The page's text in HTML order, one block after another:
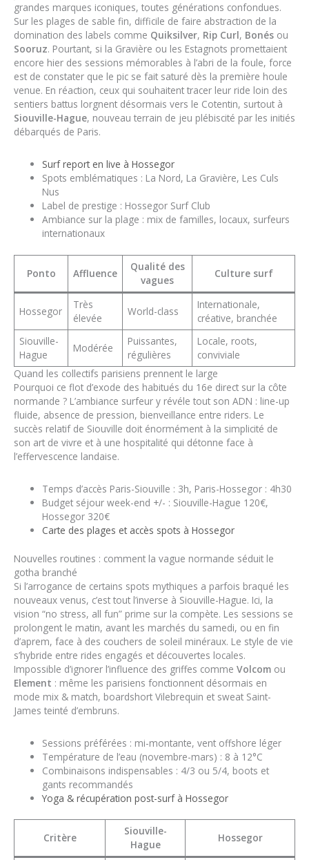
grandes marques iconiques, toutes générations confondues.
Sur les plages de sable fin, difficile de faire abstraction de la
domination des labels comme Quiksilver, Rip Curl, Bonés ou
Sooruz. Pourtant, si la Gravière ou les Estagnots promettaient
encore hier des sessions mémorables à l’abri de la foule, force
est de constater que le pic se fait saturé dès la première houle
venue. En réaction, ceux qui souhaitent tracer leur ride loin des
sentiers battus lorgnent désormais vers le Cotentin, surtout à
Siouville-Hague, nouveau terrain de jeu plébiscité par les initiés
débarqués de Paris.
Surf report en live à Hossegor
Spots emblématiques : La Nord, La Gravière, Les Culs
Nus
Label de prestige : Hossegor Surf Club
Ambiance sur la plage : mix de familles, locaux, surfeurs
internationaux
Ponto Affluence
Qualité des
vagues
Culture surf
Hossegor
Très
élevée
World-class
Internationale,
créative, branchée
Siouville-
Hague
Modérée
Puissantes,
régulières
Locale, roots,
conviviale
Quand les collectifs parisiens prennent le large
Pourquoi ce flot d’exode des habitués du 16e direct sur la côte
normande ? L’ambiance surfeur y révéle tout son ADN : line-up
fluide, absence de pression, bienveillance entre riders. Le
succès relatif de Siouville doit énormément à la simplicité de
son art de vivre et à une hospitalité qui détonne face à
l’effervescence landaise.
Temps d’accès Paris-Siouville : 3h, Paris-Hossegor : 4h30
Budget séjour week-end +/- : Siouville-Hague 120€,
Hossegor 320€
Carte des plages et accès spots à Hossegor
Nouvelles routines : comment la vague normande séduit le
gotha branché
Si l’arrogance de certains spots mythiques a parfois braqué les
nouveaux venus, c’est tout l’inverse à Siouville-Hague. Ici, la
vision “no stress, all fun” prime sur la compète. Les sessions se
prolongent le matin, avant les marchés du samedi, ou en fin
d’aprem, face à des couchers de soleil minéraux. Le style de vie
s’hybride entre rides engagés et découvertes locales.
Impossible d’ignorer l’influence des griffes comme Volcom ou
Element : même les parisiens fonctionnent désormais en
mode mix & match, boardshort Vilebrequin et sweat Saint-
James teinté d’embruns.
Sessions préférées : mi-montante, vent offshore léger
Température de l’eau (novembre-mars) : 8 à 12°C
Combinaisons indispensables : 4/3 ou 5/4, boots et
gants recommandés
Yoga & récupération post-surf à Hossegor
Critère
Siouville-
Hague
Hossegor